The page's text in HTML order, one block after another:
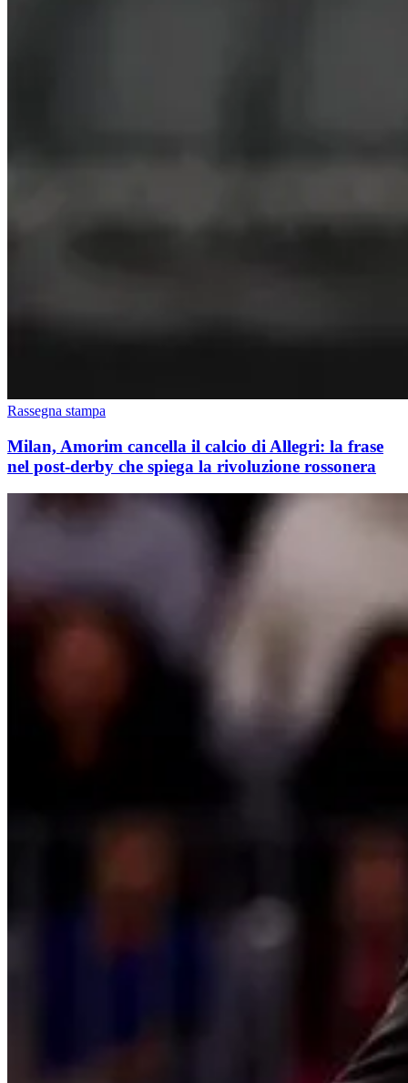
Rassegna stampa
Milan, Amorim cancella il calcio di Allegri: la frase
nel post-derby che spiega la rivoluzione rossonera